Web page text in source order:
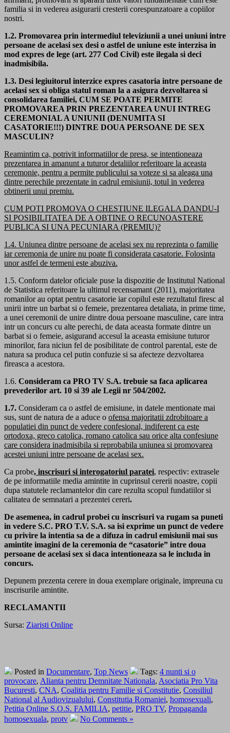
familia si in vederea asigurarii cresterii corespunzatoare a copiilor
nostri.
1.2. Promovarea prin intermediul televiziunii a unei uniuni intre
persoane de acelasi sex desi o astfel de uniune este interzisa in
mod expres de lege (art. 277 Cod Civil) este ilegala si deci
inadmisibila.
1.3. Desi legiuitorul interzice expres casatoria intre persoane de
acelasi sex si obliga statul roman la a asigura dezvoltarea si
consolidarea familiei, CUM SE POATE PERMITE
PROMOVAREA PRIN PREZENTAREA UNUI INTREG
CEREMONIAL A UNIUNII (DENUMITA SI
CASATORIE!!!) DINTRE DOUA PERSOANE DE SEX
MASCULIN?
Reamintim ca, potrivit informatiilor de presa, se intentioneaza
prezentarea in amanunt a tuturor detaliilor referitoare la aceasta
ceremonie, pentru a permite publicului sa voteze si sa aleaga una
dintre perechile prezentate in cadrul emisiunii, totul in vederea
obtinerii unui premiu.
CUM POTI PROMOVA O CHESTIUNE ILEGALA DANDU-I
SI POSIBILITATEA DE A OBTINE O RECUNOASTERE
PUBLICA SI UNA PECUNIARA (PREMIU)?
1.4. Uniunea dintre persoane de acelasi sex nu reprezinta o familie
iar ceremonia de unire nu poate fi considerata casatorie. Folosinta
unor astfel de termeni este abuziva.
1.5. Conform datelor oficiale puse la dispozitie de Institutul National
de Statistica referitoare la ultimul recensamant (2011), majoritatea
romanilor au optat pentru casatorie iar copilul este rezultatul firesc al
unirii intre un barbat si o femeie, prezentarea detaliata, in prime time,
a unei ceremonii de unire dintre doua persoane masculine, care intra
intr un concurs cu alte perechi, de data aceasta formate dintre un
barbat si o femeie, asigurand accesul la aceasta emisiune tuturor
minorilor, fara niciun fel de posibilitate de control parental, este de
natura sa produca cel putin confuzie si sa afecteze dezvoltarea
fireasca a acestora.
1.6. Consideram ca PRO TV S.A. trebuie sa faca aplicarea
prevederilor art. 10 si 39 ale Legii nr 504/2002.
1.7. Consideram ca o astfel de emisiune, in datele mentionate mai
sus, sunt de natura de a aduce o ofensa majoritatii zdrobitoare a
populatiei din punct de vedere confesional, indiferent ca este
ortodoxa, greco catolica, romano catolica sau orice alta confesiune
care considera inadmisibila si reprobabila uniunea si promovarea
acestei uniuni intre persoane de acelasi sex.
Ca probe, inscrisuri si interogatoriul paratei, respectiv: extrasele
de pe informatiile media amintite in cuprinsul cererii noastre, copii
dupa statutele reclamantelor din care rezulta scopul fundatiilor si
calitatea de semnatari a prezentei cereri.
De asemenea, in cadrul probei cu inscrisuri va rugam sa puneti
in vedere S.C. PRO T.V. S.A. sa isi exprime un punct de vedere
cu privire la intentia sa de a difuza in cadrul emisiunii mai sus
amintite imagini de la ceremonia de “casatorie” intre doua
persoane de acelasi sex si daca intentioneaza sa le includa in
concurs.
Depunem prezenta cerere in doua exemplare originale, impreuna cu
inscrisurile amintite.
RECLAMANTII
Sursa: Ziaristi Online
Posted in Documentare, Top News Tags: 4 nunti si o
provocare, Alianta pentru Demnitate Nationala, Asociatia Pro Vita
Bucuresti, CNA, Coalitia pentru Familie si Constitutie, Consiliul
National al Audiovizualului, Constitutia Romaniei, homosexuali,
Petitia Online S.O.S. FAMILIA, petitie, PRO TV, Propaganda
homosexuala, protv No Comments »